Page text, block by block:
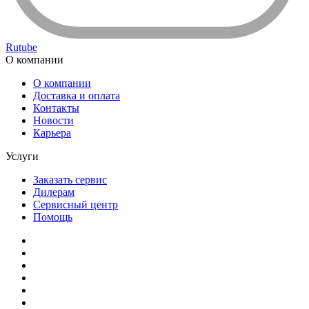
Rutube
О компании
О компании
Доставка и оплата
Контакты
Новости
Карьера
Услуги
Заказать сервис
Дилерам
Сервисный центр
Помощь